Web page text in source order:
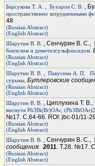
Барсукова Т. А.
, Бухаров С. В. ,
пространственно затрудненными
48
(Russian Abstract)
(English Abstract)
Шарутин В. В. , Сенчурин В. С.,
бензолом и диметилсульфоксидом.
(Russian Abstract)
(English Abstract)
Шарутин В. В. , Пакусина А. П.
сурьмы. Бутлеровские
(Russian Abstract)
(English Abstract)
Шарутин В. В. , Циплухина Т. В.,
висмута Ph3Bi(Br)OAr,
№17. С.64-66. ROI: jbc-01/11-
(Russian Abstract)
(English Abstract)
Шарутин В. В. , Сенчурин В. С.,
сообщения. 2011. Т.28. №17.
(Russian Abstract)
(English Abstract)